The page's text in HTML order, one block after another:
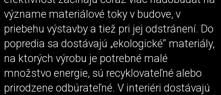
význame materiálové toky v budove, v
priebehu výstavby a tiež pri jej odstránení. Do
popredia sa dostávajú „ekologické“ materiály,
na ktorých výrobu je potrebné malé
množstvo energie, sú recyklovateľné alebo
prirodzene odbúrateľné. V interiéri dostávajú